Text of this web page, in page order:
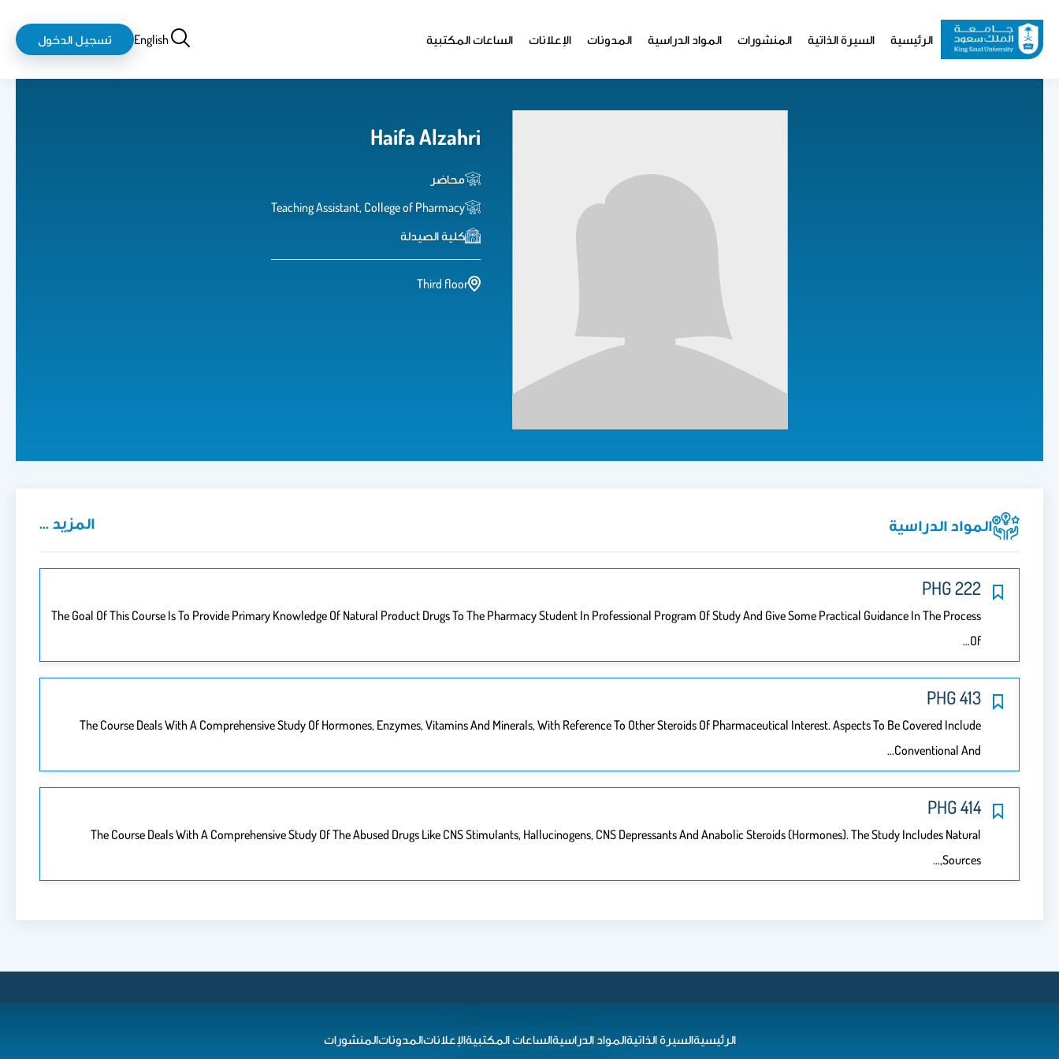
المحتوى
الرئيسي
Website
الرئيسية السيرة الذاتية المنشورات المواد الدراسية المدونات الإعلانات الساعات المكتبية بحثEnglish
login-
logout
تسجيل الدخول
Haifa Alzahri
محاضر
Teaching Assistant, College of Pharmacy
كلية الصيدلة
Third floor
المواد الدراسية المزيد ...
222 PHG
The Goal Of This Course Is To Provide Primary Knowledge Of Natural Product Drugs To The Pharmacy Student In Professional Program Of Study And Give Some Practical Guidance In The Process
Of…
413 PHG
The Course Deals With A Comprehensive Study Of Hormones, Enzymes, Vitamins And Minerals, With Reference To Other Steroids Of Pharmaceutical Interest. Aspects To Be Covered Include
Conventional And…
PHG 414
The Course Deals With A Comprehensive Study Of The Abused Drugs Like CNS Stimulants, Hallucinogens, CNS Depressants And Anabolic Steroids (Hormones). The Study Includes Natural
Sources,…
الرئيسيةالسيرة الذاتيةالمواد الدراسيةالساعات المكتبيةالإعلاناتالمدوناتالمنشورات